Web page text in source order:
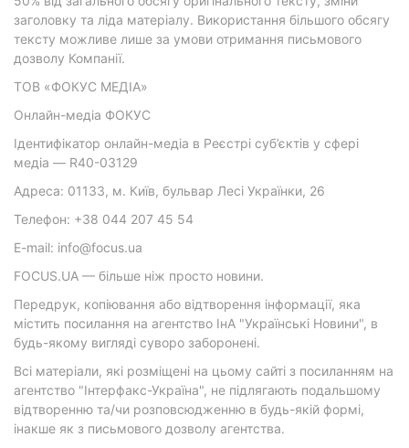
заголовку та ліда матеріалу. Використання більшого обсягу
тексту можливе лише за умови отримання письмового
дозволу Компанії.
ТОВ «ФОКУС МЕДІА»
Онлайн-медіа ФОКУС
Ідентифікатор онлайн-медіа в Реєстрі суб’єктів у сфері
медіа — R40-03129
Адреса: 01133, м. Київ, бульвар Лесі Українки, 26
Телефон: +38 044 207 45 54
E-mail: info@focus.ua
FOCUS.UA — більше ніж просто новини.
Передрук, копіювання або відтворення інформації, яка
містить посилання на агентство ІнА "Українські Новини", в
будь-якому вигляді суворо заборонені.
Всі матеріали, які розміщені на цьому сайті з посиланням на
агентство "Інтерфакс-Україна", не підлягають подальшому
відтворенню та/чи розповсюдженню в будь-якій формі,
інакше як з письмового дозволу агентства.